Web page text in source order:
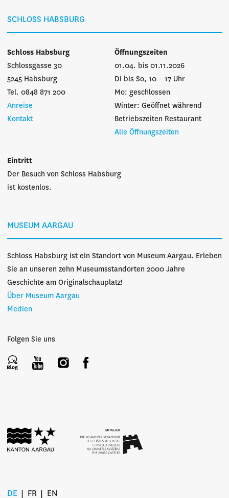
SCHLOSS HABSBURG
Schloss Habsburg
Schlossgasse 30
5245 Habsburg
Tel. 0848 871 200
Anreise
Kontakt
Öffnungszeiten
01.04. bis 01.11.2026
Di bis So, 10 – 17 Uhr
Mo: geschlossen
Winter: Geöffnet während
Betriebszeiten Restaurant
Alle Öffnungszeiten
Eintritt
Der Besuch von Schloss Habsburg
ist kostenlos.
MUSEUM AARGAU
Schloss Habsburg ist ein Standort von Museum Aargau. Erleben
Sie an unseren zehn Museumsstandorten 2000 Jahre
Geschichte am Originalschauplatz!
Über Museum Aargau
Medien
Folgen Sie uns
DE FR EN